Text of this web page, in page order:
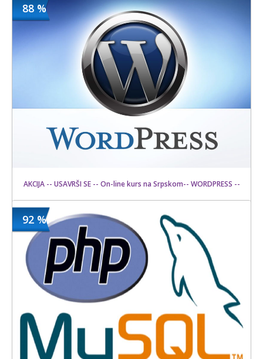
Kupljeno
9 kom.
1500 din
15000 din
88 %
AKCIJA -- USAVRŠI SE -- On-line kurs na Srpskom-- WORDPRESS --
Kupljeno
6 kom.
1500 din
12000 din
92 %